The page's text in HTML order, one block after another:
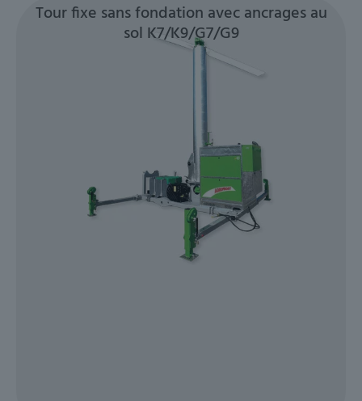
Tour fixe sans fondation avec ancrages au
sol K7/K9/G7/G9